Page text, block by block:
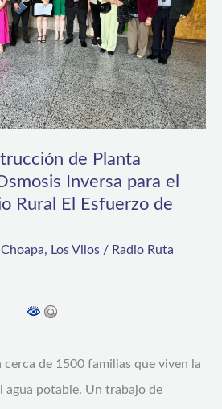
de Planta
Inversa para el
Rural El Esfuerzo de
Choapa, Los Vilos / Radio Ruta
de 1500 familias que viven la
agua potable. Un trabajo de